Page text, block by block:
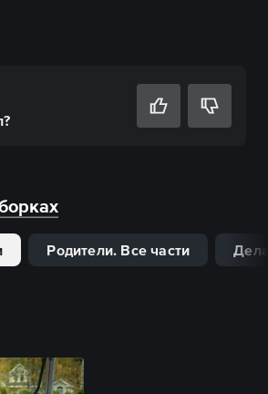
?
Родители. Все части